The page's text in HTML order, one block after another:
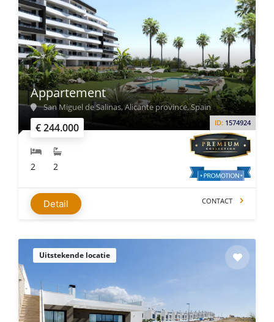
€ 244.000 ID: 1574924
Appartement
San Miguel de Salinas, Alicante province, Spain
2 2
Detail CONTACT
Uitstekende locatie